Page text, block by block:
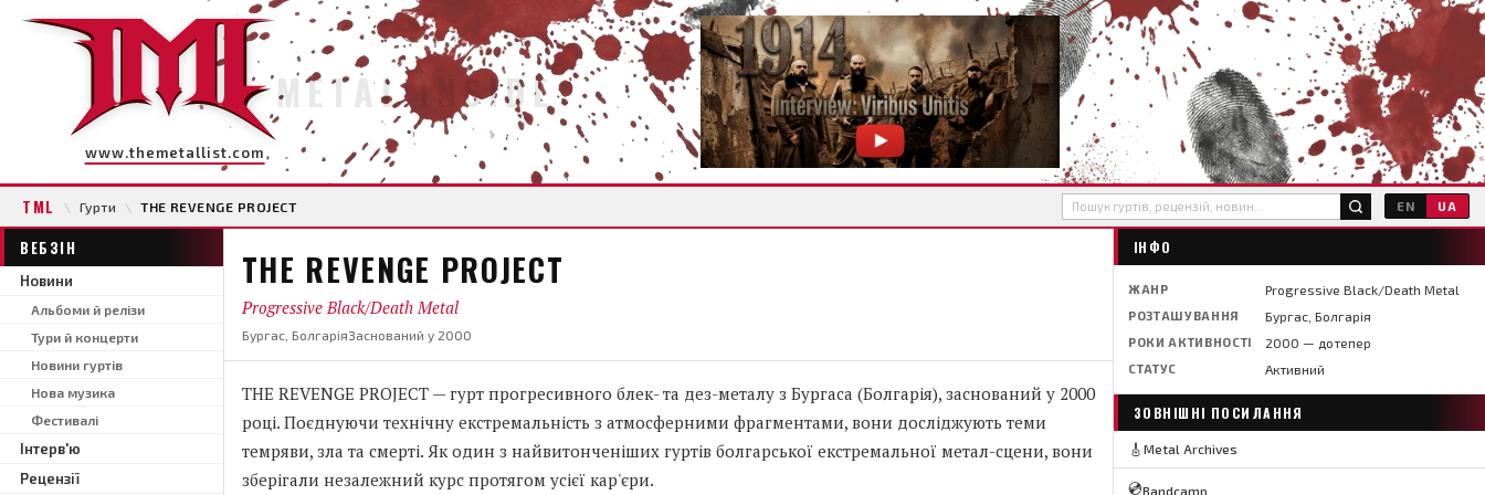
www.themetallist.com
METAL INSIDE
TML \ Гурти \ THE REVENGE PROJECT EN UA
ВЕБЗІН
Новини
Альбоми й релізи
Тури й концерти
Новини гуртів
Нова музика
Фестивалі
Інтерв'ю
Рецензії
THE REVENGE PROJECT
Progressive Black/Death Metal
Бургас, БолгаріяЗаснований у 2000
THE REVENGE PROJECT — гурт прогресивного блек- та дез-металу з Бургаса (Болгарія), заснований у 2000
році. Поєднуючи технічну екстремальність з атмосферними фрагментами, вони досліджують теми
темряви, зла та смерті. Як один з найвитонченіших гуртів болгарської екстремальної метал-сцени, вони
зберігали незалежний курс протягом усієї кар'єри.
ІНФО
ЖАНР Progressive Black/Death Metal
РОЗТАШУВАННЯ Бургас, Болгарія
РОКИ АКТИВНОСТІ 2000 — дотепер
СТАТУС Активний
ЗОВНІШНІ ПОСИЛАННЯ
🎸 Metal Archives
💿Bandcamp